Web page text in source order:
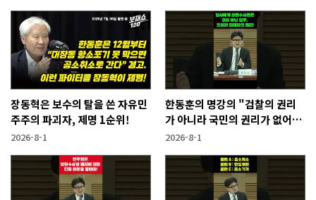
장동혁은 보수의 탈을 쓴 자유민
주주의 파괴자, 제명 1순위!
2026-8-1
한동훈의 명강의 "검찰의 권리
가 아니라 국민의 권리가 없어지
는 것"
2026-8-1